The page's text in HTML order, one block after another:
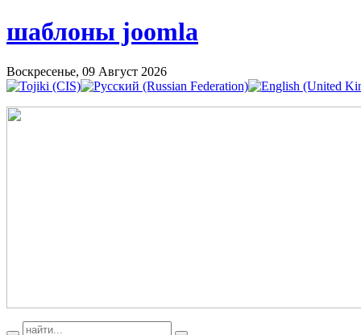
шаблоны joomla
Воскресенье, 09 Август 2026